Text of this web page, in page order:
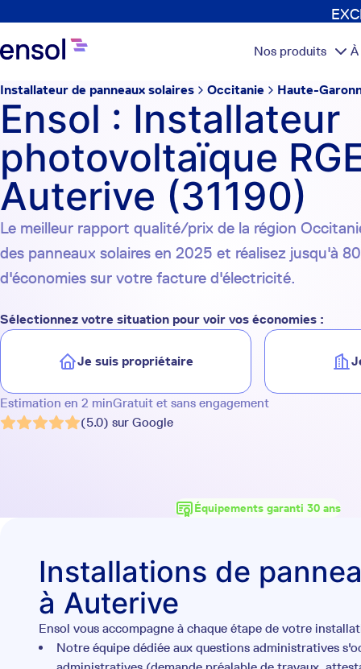
Nos produits
Installateur de panneaux solaires Occitanie Haute-
Ensol : Installateur
photovoltaïque
Auterive (31190)
Le meilleur rapport qualité/prix de la région
des panneaux solaires en 2025 et réalisez jusqu'à
d'économies sur votre facture d'électricité.
Sélectionnez votre situation pour voir vos économies :
Je suis propriétaire
Estimation en 2 minGratuit et sans engagement
(5.0) sur Google
Équipements garanti 30 ans
Installations de
à Auterive
Ensol vous accompagne à chaque étape de votre
Notre équipe dédiée aux questions administratives